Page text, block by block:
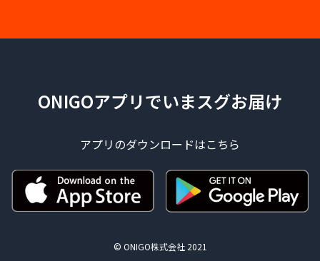
ONIGOアプリでいまスグお届け
アプリのダウンロードはこちら
© ONIGO株式会社 2021